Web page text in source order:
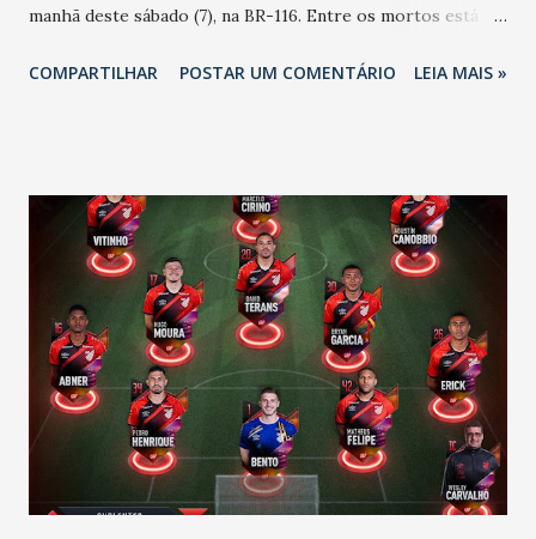
manhã deste sábado (7), na BR-116. Entre os mortos está o
nota oficial divulgada pela assessoria da dupla. Luiz
acidente aconteceu próximo à cidade de Miracatu (SP). De
acordo com informações da Polícia Rodoviária Federal, ao
menos 18 pessoas viajavam com o ônibus da turnê. O
acidente aconteceu após o pneu dianteiro estourar,
fazendo com que o motorista perdesse o controle e
tombasse no canteiro central.
COMPARTILHAR POSTAR UM COMENTÁRIO LEIA MAIS »